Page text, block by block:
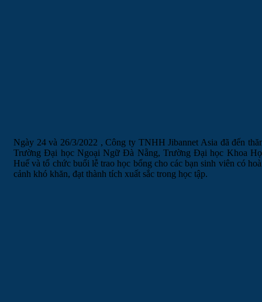
Ngày 24 và 26/3/2022 , Công ty TNHH Jibannet Asia đã đến
Trường Đại học Ngoại Ngữ Đà Nẵng, Trường Đại học Khoa
Huế và tổ chức buổi lễ trao học bổng cho các bạn sinh viên có
cảnh khó khăn, đạt thành tích xuất sắc trong học tập.